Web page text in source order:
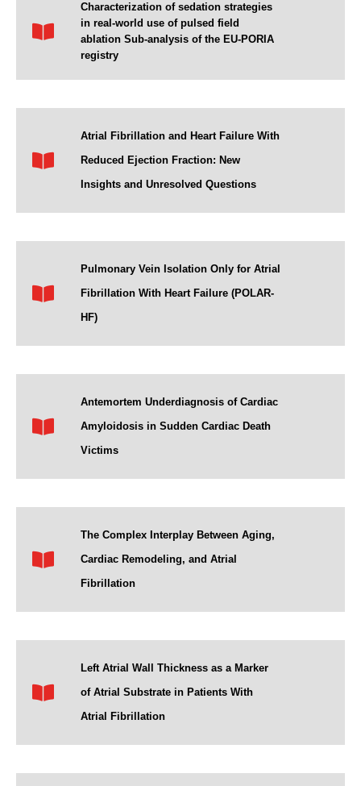
Characterization of sedation strategies
in real-world use of pulsed field
ablation Sub-analysis of the EU-PORIA
registry
Atrial Fibrillation and Heart Failure With
Reduced Ejection Fraction: New
Insights and Unresolved Questions
Pulmonary Vein Isolation Only for Atrial
Fibrillation With Heart Failure (POLAR-
HF)
Antemortem Underdiagnosis of Cardiac
Amyloidosis in Sudden Cardiac Death
Victims
The Complex Interplay Between Aging,
Cardiac Remodeling, and Atrial
Fibrillation
Left Atrial Wall Thickness as a Marker
of Atrial Substrate in Patients With
Atrial Fibrillation